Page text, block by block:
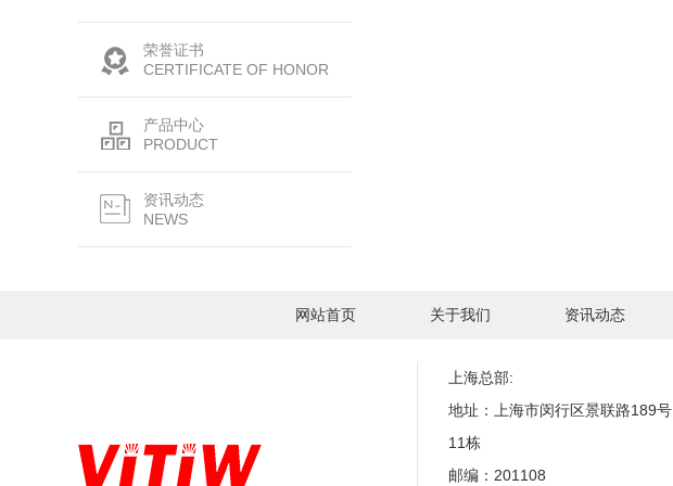
荣誉证书
CERTIFICATE OF HONOR
产品中心
PRODUCT
资讯动态
NEWS
网站首页 关于我们 资讯动态
上海总部:
地址：上海市闵行区景联路189号
11栋
邮编：201108